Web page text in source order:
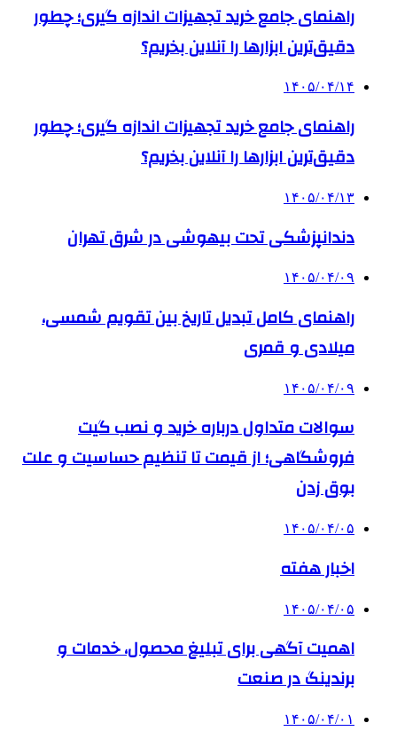
راهنمای جامع خرید تجهیزات اندازه گیری؛ چطور
دقیق‌ترین ابزارها را آنلاین بخریم؟
۱۴۰۵/۰۴/۱۴
راهنمای جامع خرید تجهیزات اندازه گیری؛ چطور
دقیق‌ترین ابزارها را آنلاین بخریم؟
۱۴۰۵/۰۴/۱۳
دندانپزشکی تحت بیهوشی در شرق تهران
۱۴۰۵/۰۴/۰۹
راهنمای کامل تبدیل تاریخ بین تقویم شمسی،
میلادی و قمری
۱۴۰۵/۰۴/۰۹
سوالات متداول درباره خرید و نصب گیت
فروشگاهی؛ از قیمت تا تنظیم حساسیت و علت
بوق زدن
۱۴۰۵/۰۴/۰۵
اخبار هفته
۱۴۰۵/۰۴/۰۵
اهمیت آگهی برای تبلیغ محصول، خدمات و
برندینگ در صنعت
۱۴۰۵/۰۴/۰۱